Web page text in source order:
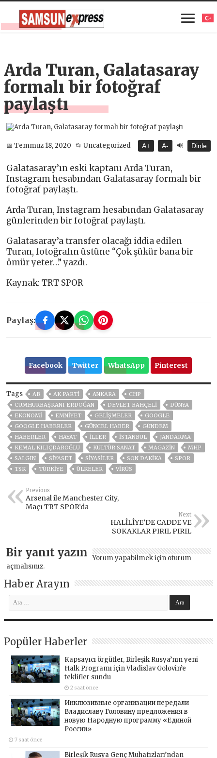
Arda Turan, Galatasaray
formalı bir fotoğraf
paylaştı
📅 Temmuz 18, 2020 📂 Uncategorized A+ A- 🔊 Dinle
Galatasaray’ın eski kaptanı Arda Turan,
Instagram hesabından Galatasaray formalı bir
fotoğraf paylaştı.
Arda Turan, Instagram hesabından Galatasaray
günlerinden bir fotoğraf paylaştı.
Galatasaray’a transfer olacağı iddia edilen
Turan, fotoğrafın üstüne “Çok şükür bana bir
ömür yeter…” yazdı.
Kaynak: TRT SPOR
Paylaş:
Facebook Twitter WhatsApp Pinterest
Tags AB AK PARTİ ANKARA
CHP
CUMHURBAŞKANI ERDOĞAN
DEVLET BAHÇELİ
DÜNYA
EKONOMİ
EMNİYET GELIŞMELER
GOOGLE
GOOGLE HABERLER
GÜNCEL HABER
GÜNDEM
HABERLER
HAYAT İLLER ISTANBUL
JANDARMA
KEMAL KILIÇDAROĞLU
KÜLTÜR SANAT MAGAZİN
MHP
SALGIN
SİYASET SİYASİLER SON DAKIKA
SPOR
TSK
TÜRKİYE ÜLKELER VIRÜS
Previous
Arsenal ile Manchester City,
Maçı TRT SPOR’da
Next
HALİLİYE’DE CADDE VE
SOKAKLAR PIRIL PIRIL
Bir yanıt yazın Yorum yapabilmek için oturum
açmalısınız.
Haber Arayın
Popüler Haberler
Kapsayıcı örgütler, Birleşik Rusya’nın yeni
Halk Programı için Vladislav Golovin’e
teklifler sundu
2 saat önce
Инклюзивные организации передали
Владиславу Головину предложения в
новую Народную программу «Единой
России»
7 saat önce
Birleşik Rusya Genç Muhafızları’ndan